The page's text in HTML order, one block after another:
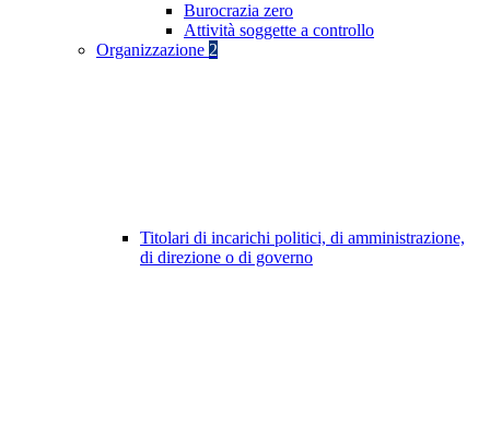
Burocrazia zero
Attività soggette a controllo
Organizzazione 2
Titolari di incarichi politici, di amministrazione,
di direzione o di governo